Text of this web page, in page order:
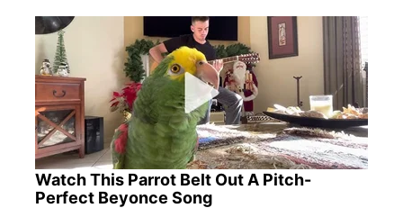
Watch This Parrot Belt Out A Pitch-
Perfect Beyonce Song